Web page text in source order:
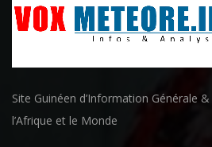
Site Guinéen d’Information Générale &
l’Afrique et le Monde